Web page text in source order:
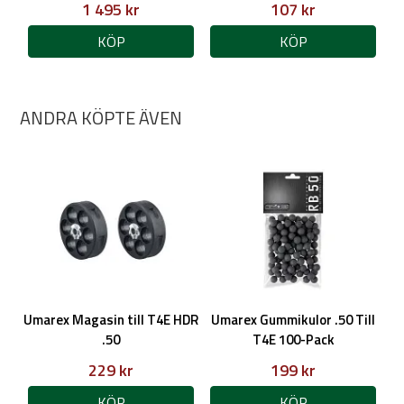
1 495 kr
KÖP
107 kr
KÖP
ANDRA KÖPTE ÄVEN
Umarex Magasin till T4E HDR
.50
229 kr
Umarex Gummikulor .50 Till
T4E 100-Pack
199 kr